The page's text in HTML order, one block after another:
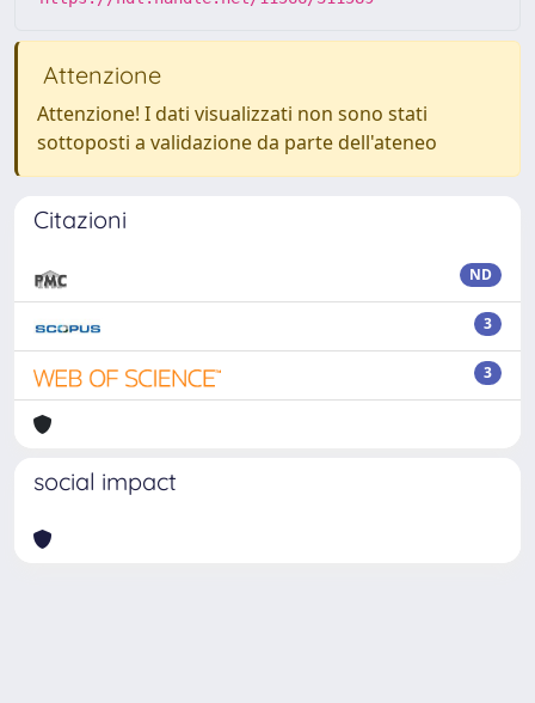
Attenzione
Attenzione! I dati visualizzati non sono stati
sottoposti a validazione da parte dell'ateneo
Citazioni
ND
3
3
social impact